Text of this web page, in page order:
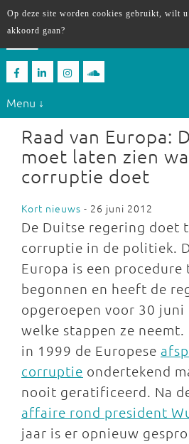
Menu ↓
Raad van Europa:
moet laten zien
corruptie doet
Kort nieuws - 26 juni 2012
De Duitse regering doet
corruptie in de politiek.
Europa is een
begonnen en heeft de
opgeroepen voor 30 juni
welke stappen ze
in 1999 de Europese
corruptie ondertekend
nooit geratificeerd. Na
affaire rond president
jaar is er opnieuw
Op deze site worden cookies gebruikt, wilt u
akkoord gaan?